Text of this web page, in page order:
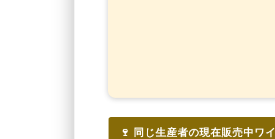
🍷 同じ生産者の現在販売中ワ